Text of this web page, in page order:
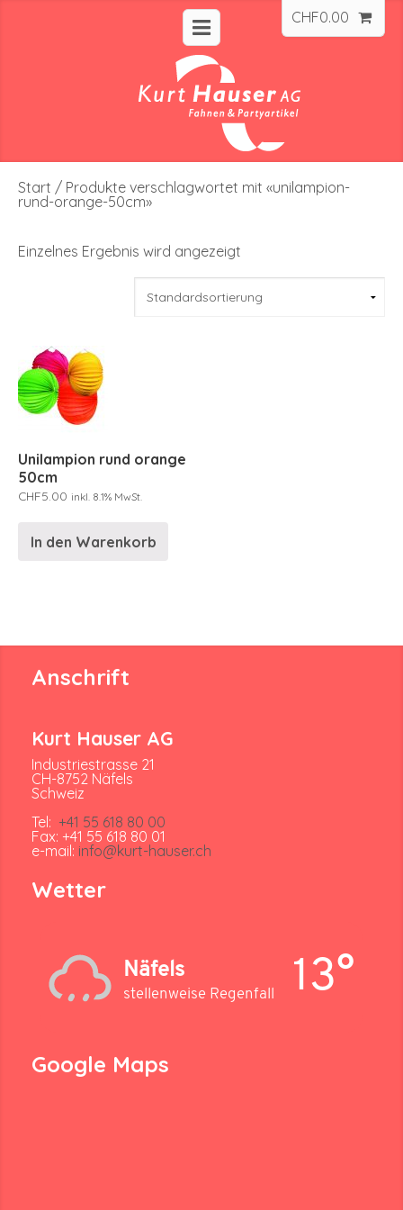
CHF0.00
Start / Produkte verschlagwortet mit «unilampion-
rund-orange-50cm»
Einzelnes Ergebnis wird angezeigt
Unilampion rund orange
50cm
CHF5.00 inkl. 8.1% MwSt.
In den Warenkorb
Anschrift
Kurt Hauser AG
Industriestrasse 21
CH-8752 Näfels
Schweiz
Tel: +41 55 618 80 00
Fax: +41 55 618 80 01
e-mail: info@kurt-hauser.ch
Wetter
Näfels
stellenweise Regenfall 13°
Google Maps